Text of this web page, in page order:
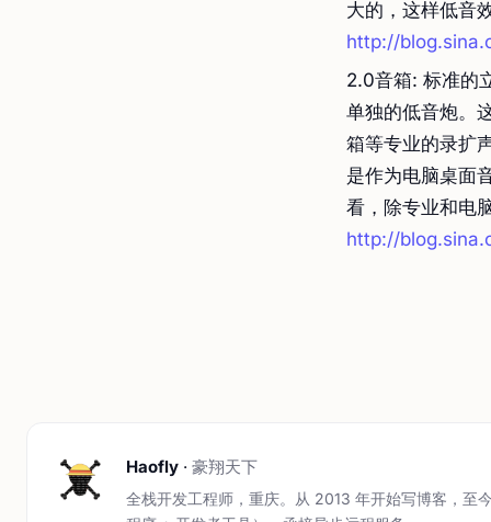
大的，这样低音
http://
2.0音箱: 标准的
单独的低音炮。
箱等专业的录扩
是作为电脑桌面
看，除专业和电
http://
Haofly · 豪翔天下
全栈开发工程师，重庆。从 2013 年开始写博客，至